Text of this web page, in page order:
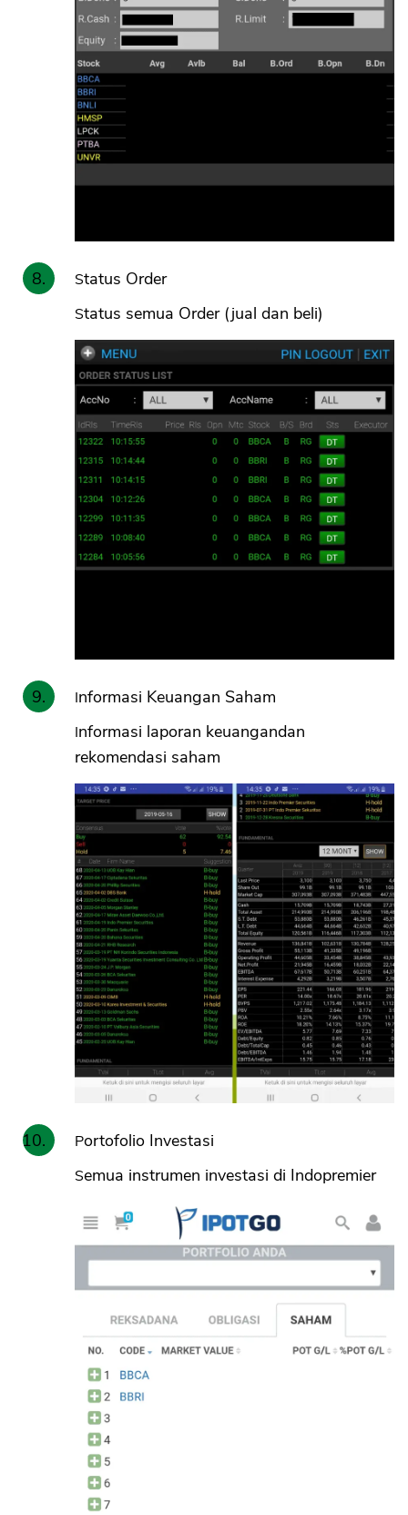
Status Order
Status semua Order (jual dan beli)
Informasi Keuangan Saham
Informasi laporan keuangandan
rekomendasi saham
Portofolio Investasi
Semua instrumen investasi di Indopremier